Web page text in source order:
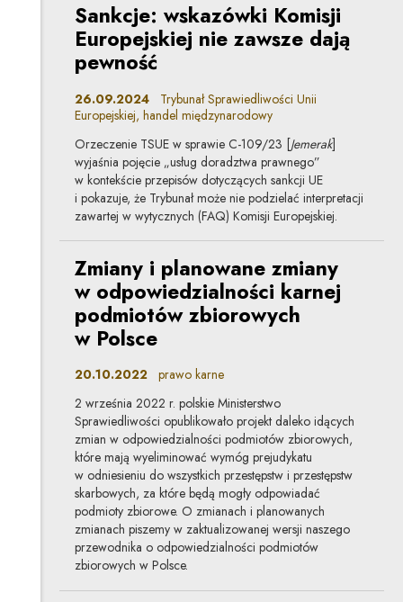
Sankcje: wskazówki Komisji
Europejskiej nie zawsze dają
pewność
26.09.2024 Trybunał Sprawiedliwości Unii
Europejskiej, handel międzynarodowy
Orzeczenie TSUE w sprawie C-109/23 [Jemerak]
wyjaśnia pojęcie „usług doradztwa prawnego”
w kontekście przepisów dotyczących sankcji UE
i pokazuje, że Trybunał może nie podzielać interpretacji
zawartej w wytycznych (FAQ) Komisji Europejskiej.
Zmiany i planowane zmiany
w odpowiedzialności karnej
podmiotów zbiorowych
w Polsce
20.10.2022 prawo karne
2 września 2022 r. polskie Ministerstwo
Sprawiedliwości opublikowało projekt daleko idących
zmian w odpowiedzialności podmiotów zbiorowych,
które mają wyeliminować wymóg prejudykatu
w odniesieniu do wszystkich przestępstw i przestępstw
skarbowych, za które będą mogły odpowiadać
podmioty zbiorowe. O zmianach i planowanych
zmianach piszemy w zaktualizowanej wersji naszego
przewodnika o odpowiedzialności podmiotów
zbiorowych w Polsce.